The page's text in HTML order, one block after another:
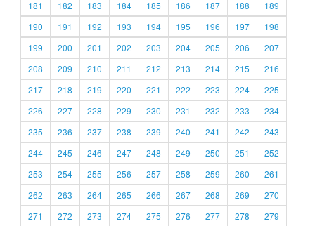
181
182 183 184 185 186 187 188
189
190
191 192 193 194 195 196 197
198
199
200 201 202 203 204 205 206
207
208
209 210 211 212 213 214 215
216
217
218 219 220 221 222 223 224
225
226
227 228 229 230 231 232 233
234
235
236 237 238 239 240 241 242
243
244
245 246 247 248 249 250 251
252
253
254 255 256 257 258 259 260
261
262
263 264 265 266 267 268 269
270
271
272 273 274 275 276 277 278 279